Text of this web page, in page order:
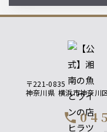
〒221-0835
神奈川県 横浜市神奈川
call